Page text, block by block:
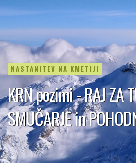
NASTANITEV NA KMETIJI
KRN pozimi - RAJ ZA
SMUČARJE in